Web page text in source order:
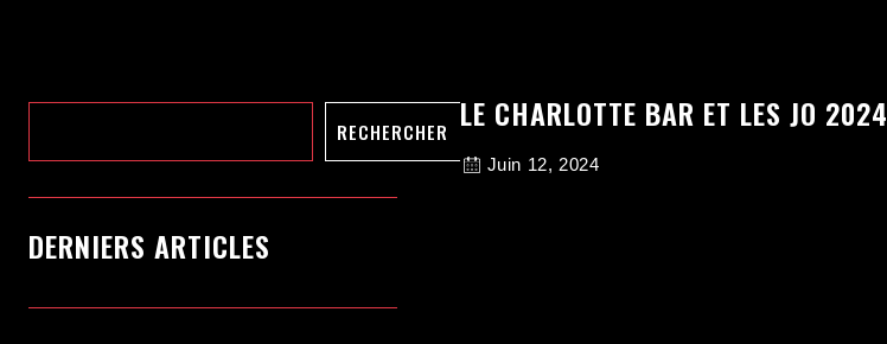
LE CHARLOTTE BAR ET LES JO 2024
Juin 12, 2024
RECHERCHER
DERNIERS ARTICLES